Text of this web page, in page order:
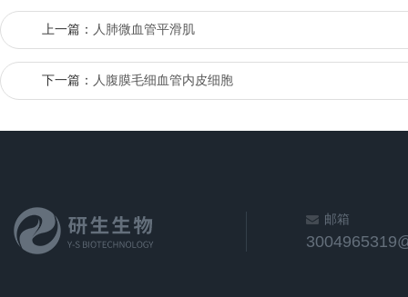
上一篇： 人肺微血管平滑肌
下一篇： 人腹膜毛细血管内皮细胞
邮箱